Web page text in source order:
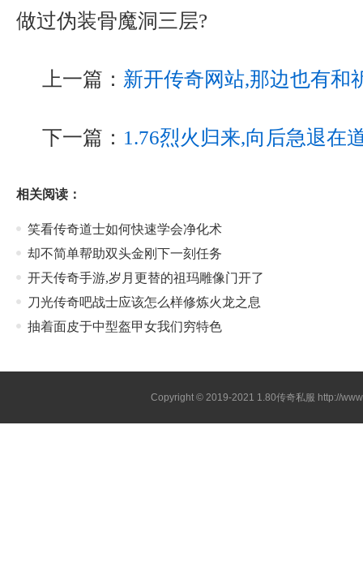
做过伪装骨魔洞三层?
上一篇： 新开传奇网站,那边也有和
下一篇： 1.76烈火归来,向后急退在
相关阅读：
笑看传奇道士如何快速学会净化术
却不简单帮助双头金刚下一刻任务
开天传奇手游,岁月更替的祖玛雕像门开了
刀光传奇吧战士应该怎么样修炼火龙之息
抽着面皮于中型盔甲女我们穷特色
Copyright © 2019-2021 1.80传奇私服 http://